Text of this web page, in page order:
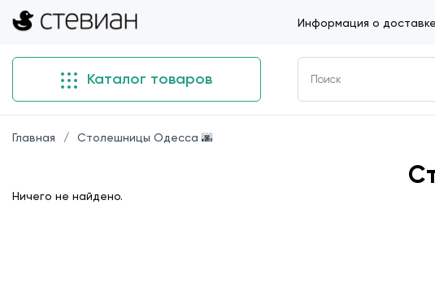
Информация о
Каталог товаров
Главная Столешницы Одесса 🌆
Ничего не найдено.